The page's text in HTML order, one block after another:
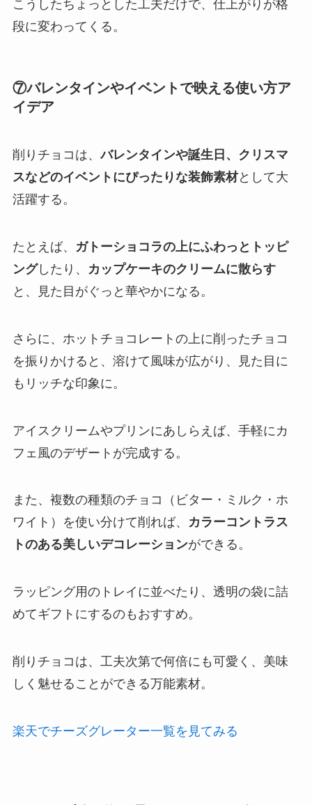
こうしたちょっとした工夫だけで、仕上がりが格
段に変わってくる。
⑦バレンタインやイベントで映える使い方ア
イデア
削りチョコは、バレンタインや誕生日、クリスマ
スなどのイベントにぴったりな装飾素材として大
活躍する。
たとえば、
ガトーショコラの上にふわっとトッピ
ングしたり、
カップケーキのクリームに散らす
と、見た目がぐっと華やかになる。
さらに、ホットチョコレートの上に削ったチョコ
を振りかけると、溶けて風味が広がり、見た目に
もリッチな印象に。
アイスクリームやプリンにあしらえば、手軽にカ
フェ風のデザートが完成する。
また、複数の種類のチョコ（ビター・ミルク・ホ
ワイト）を使い分けて削れば、
カラーコントラス
トのある美しいデコレーションができる。
ラッピング用のトレイに並べたり、透明の袋に詰
めてギフトにするのもおすすめ。
削りチョコは、工夫次第で何倍にも可愛く、美味
しく魅せることができる万能素材。
楽天でチーズグレーター一覧を見てみる